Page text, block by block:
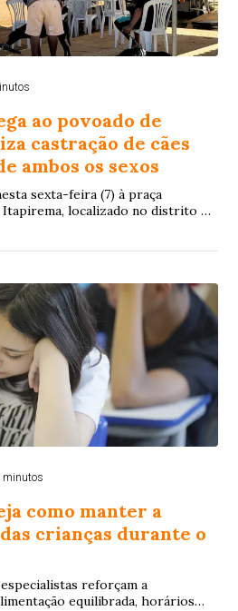
ao povoado de
castração de cães
ambos os sexos
sexta-feira (7) à praça
localizado no distrito de
minutos
como manter a
crianças durante o
reforçam a
equilibrada, horários